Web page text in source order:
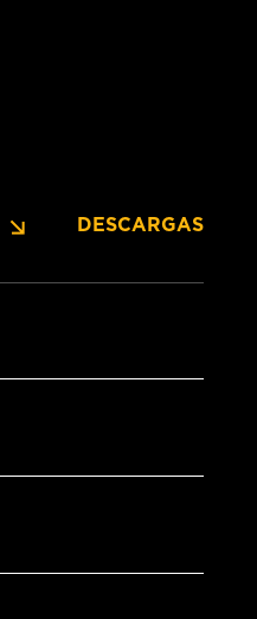
DESCARGAS